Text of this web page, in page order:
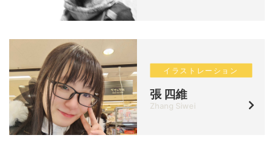
イラストレーション
張 四維
Zhang Siwei